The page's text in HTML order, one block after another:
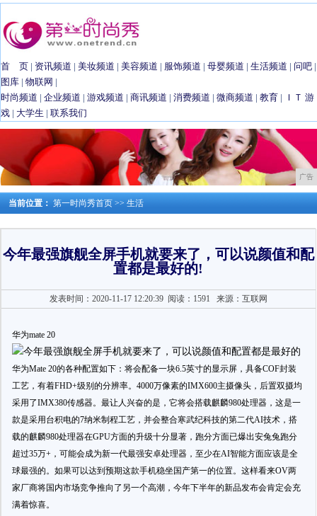
首 页 | 资讯频道 | 美妆频道 | 美容频道 | 服饰频道 | 母婴频道 | 生活频道 | 问吧 |
图库 | 物联网 |
时尚频道 | 企业频道 | 游戏频道 | 商讯频道 | 消费频道 | 微商频道 | 教育 | ＩＴ 游
戏 | 大学生 | 联系我们
广告
当前位置： 第一时尚秀首页 >> 生活
今年最强旗舰全屏手机就要来了，可以说颜值和配
置都是最好的!
发表时间：2020-11-17 12:20:39 阅读：1591 来源：互联网
华为mate 20
华为Mate 20的各种配置如下：将会配备一块6.5英寸的显示屏，具备COF封装
工艺，有着FHD+级别的分辨率。4000万像素的IMX600主摄像头，后置双摄均
采用了IMX380传感器。最让人兴奋的是，它将会搭载麒麟980处理器，这是一
款是采用台积电的7纳米制程工艺，并会整合寒武纪科技的第二代AI技术，搭
载的麒麟980处理器在GPU方面的升级十分显著，跑分方面已爆出安兔兔跑分
超过35万+，可能会成为新一代最强安卓处理器，至少在AI智能方面应该是全
球最强的。如果可以达到预期这款手机稳坐国产第一的位置。这样看来OV两
家厂商将国内市场竞争推向了另一个高潮，今年下半年的新品发布会肯定会充
满着惊喜。